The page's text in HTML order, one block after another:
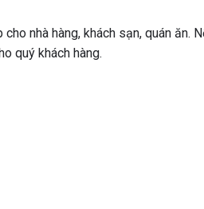
nhà hàng, khách sạn, quán ăn.
quý khách hàng.